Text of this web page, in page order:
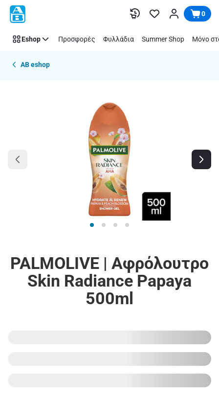
Παράλειψη 0
Eshop Προσφορές Φυλλάδια Summer Shop Μόνο
AB eshop
PALMOLIVE | Αφρόλουτρο
Skin Radiance Papaya
500ml